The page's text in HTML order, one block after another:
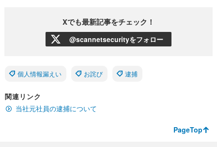
Xでも最新記事をチェック！
@scannetsecurityをフォロー
個人情報漏えい お詫び 逮捕
関連リンク
当社元社員の逮捕について
PageTop